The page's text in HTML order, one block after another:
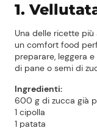
1.
Una delle ricette
un comfort food
preparare, leggera
di pane o semi di
Ingredienti:
600 g di zucca già
1 cipolla
1 patata